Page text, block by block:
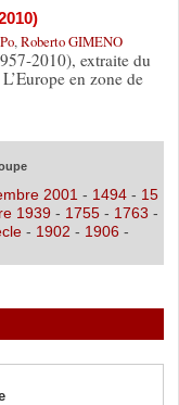
, Roberto GIMENO
2010), extraite du
en zone de
2001 - 1494- 15
1939- 1755- 1763 -
- 1902 - 1906 -